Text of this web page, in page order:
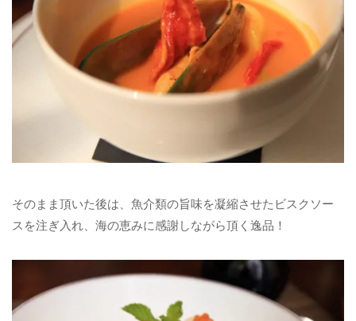
そのまま頂いた後は、魚介類の旨味を凝縮させたビスクソー
スを注ぎ入れ、海の恵みに感謝しながら頂く逸品！